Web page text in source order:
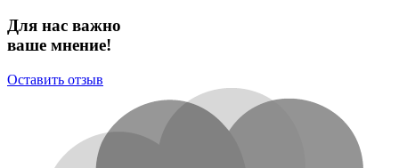
Для нас важно
ваше мнение!
Оставить отзыв